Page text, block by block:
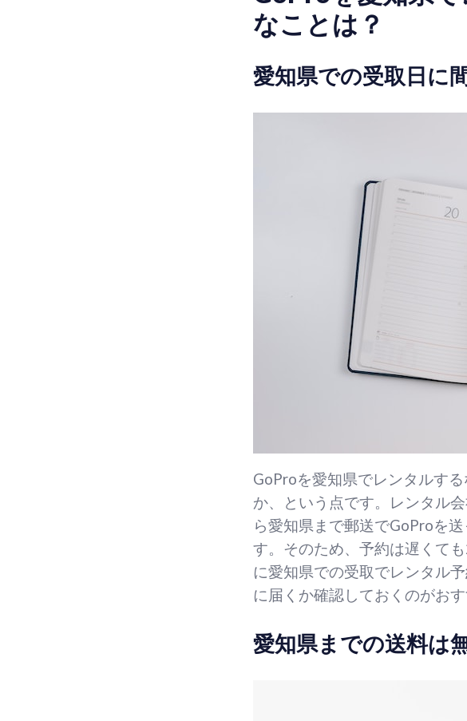
なことは？
愛知県での受取日に
GoProを愛知県でレンタルす
か、という点です。レンタル
ら愛知県まで郵送でGoProを
す。そのため、予約は遅くて
に愛知県での受取でレンタル
に届くか確認しておくのがおす
愛知県までの送料は